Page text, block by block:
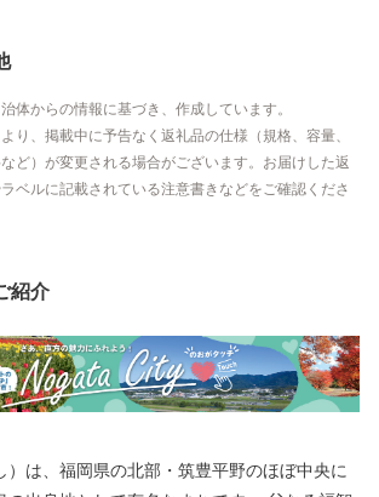
体からの情報に基づき、作成しています。
り、掲載中に予告なく返礼品の仕様（規格、容量、
ど）が変更される場合がございます。お届けした返
ベルに記載されている注意書きなどをご確認くださ
紹介
）は、福岡県の北部・筑豊平野のほぼ中央に